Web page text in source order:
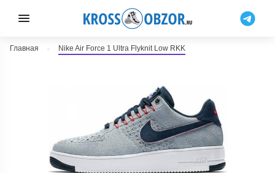
Главная Nike Air Force 1 Ultra Flyknit Low RKK